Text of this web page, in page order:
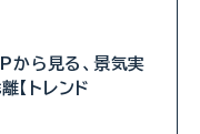
ら見る、景気実
【トレンド